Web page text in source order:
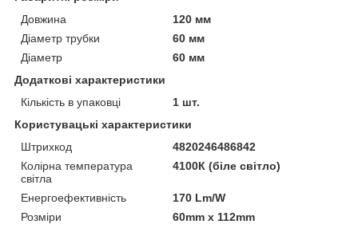
Довжина
120 мм
Діаметр трубки
60 мм
Діаметр
60 мм
Додаткові характеристики
Кількість в упаковці
1 шт.
Користувацькі характеристики
Штрихкод
4820246486842
Колірна температура
світла
4100К (біле світло)
Енергоефективність
170 Lm/W
Розміри
60mm х 112mm